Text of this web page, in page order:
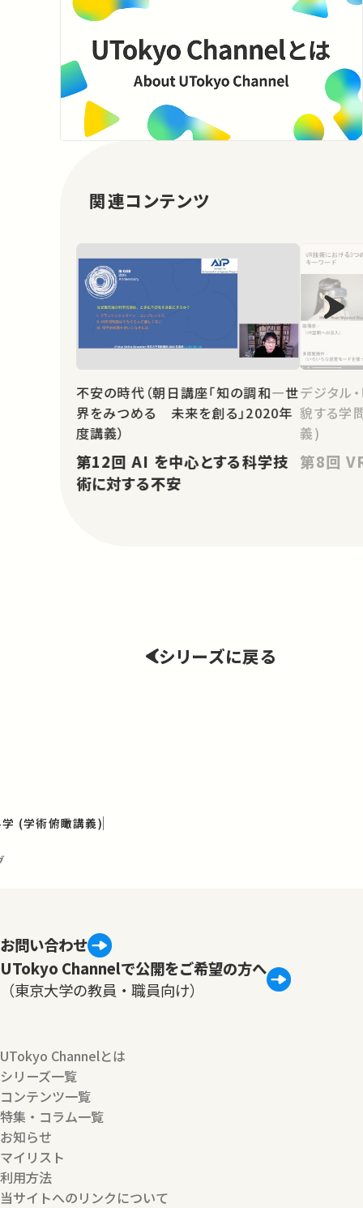
関連コンテンツ
不安の時代（朝日講座「知の調和―世
界をみつめる 未来を創る」2020年
度講義）
第12回 AI を中心とする科学技
術に対する不安
デジタル
貌する学
義)
第
シリーズに戻る
(学術俯瞰講義)
お問い合わせ
UTokyo Channelで公開をご希望の方へ
（東京大学の教員・職員向け）
UTokyo Channelとは
シリーズ一覧
コンテンツ一覧
特集・コラム一覧
お知らせ
マイリスト
利用方法
当サイトへのリンクについて